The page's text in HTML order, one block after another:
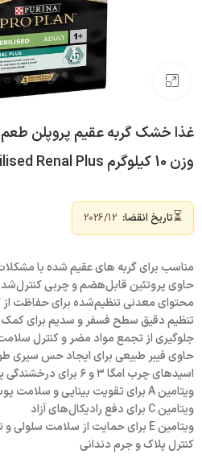
بزرگنمایی تصویر
غذا خشک گربه عقیم پروپلن
وزن 10 کیلوگرم ProPlan Sterilised Renal Plus
⏳تاریخ انقضا:
مناسب برای گربه های عقیم شده با
حاوی پروتئین قابل‌هضم و چربی
محتوای معدنی تنظیم‌شده برای حفاظت از
تنظیم دقیق سطح فسفر و سدیم برای کمک
جلوگیری از تجمع مواد مضر و کنترل
حاوی فیبر طبیعی برای ایجاد حس سیری
اسیدهای چرب امگا ۳ و ۶ برای درخشندگی پوست و مو
ویتامین A برای تقویت بینایی و سلامت پوست
ویتامین C برای دفع رادیکال‌های آزاد
ویتامین E برای حمایت از سلامت سلولی و تقویت سیستم ایمنی بدن
کنترل پلاک و جرم دندانی